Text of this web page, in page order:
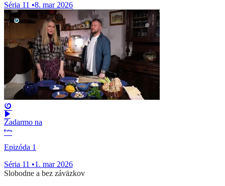
Séria 11 •8. mar 2026
Zadarmo na
Epizóda 1
Séria 11 •1. mar 2026
Slobodne a bez záväzkov